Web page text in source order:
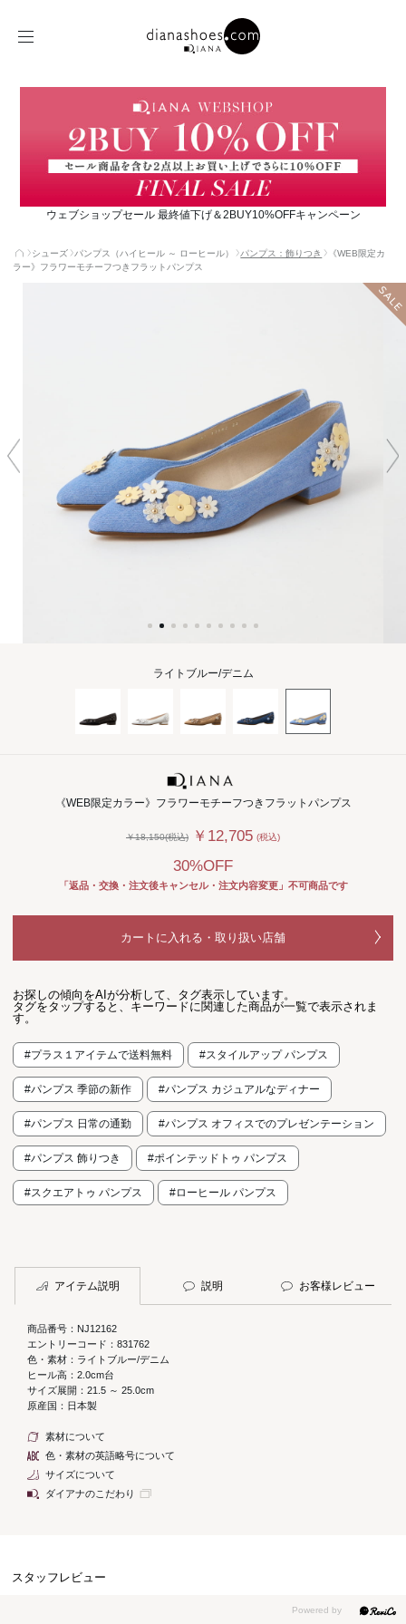
ウェブショップセール 最終値下げ＆2BUY10%OFFキャンペーン
シューズ パンプス（ハイヒール ～ ローヒール） パンプス：飾りつき
《WEB限定カ
ラー》フラワーモチーフつきフラットパンプス
ライトブルー/デニム
《WEB限定カラー》フラワーモチーフつきフラットパンプス
￥18,150(税込) ￥12,705 (税込)
30%OFF
「返品・交換・注文後キャンセル・注文内容変更」不可商品です
カートに入れる・取り扱い店舗
お探しの傾向をAIが分析して、タグ表示しています。
タグをタップすると、キーワードに関連した商品が一覧で表示されま
す。
#プラス１アイテムで送料無料 #スタイルアップ パンプス
#パンプス 季節の新作 #パンプス カジュアルなディナー
#パンプス 日常の通勤 #パンプス オフィスでのプレゼンテーション
#パンプス 飾りつき #ポインテッドトゥ パンプス
#スクエアトゥ パンプス #ローヒール パンプス
アイテム説明 説明 お客様レビュー
商品番号：NJ12162
エントリーコード：831762
色・素材：ライトブルー/デニム
ヒール高：2.0cm台
サイズ展開：21.5 ～ 25.0cm
原産国：日本製
素材について
色・素材の英語略号について
サイズについて
ダイアナのこだわり
スタッフレビュー